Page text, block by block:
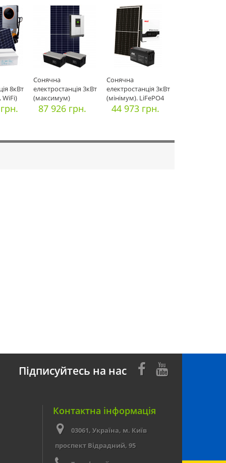
8кВт
WiFi)
Cонячна
електростанція 3кВт
(максимум)
87 926 грн.
Cонячна
електростанція 3кВт
(мінімум). LiFePO4
(швидка заряд
44 973 грн.
Підписуйтесь на нас
Контактна інформація
03061, Україна, м. Київ
проспект Відрадний, 95